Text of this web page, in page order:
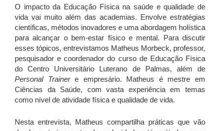
O impacto da Educação Física na saúde e qualidade de
vida vai muito além das academias. Envolve estratégias
científicas, métodos inovadores e uma abordagem holística
para alcançar o bem-estar físico e mental. Para discutir
esses tópicos, entrevistamos Matheus Morbeck, professor,
pesquisador e coordenador do curso de Educação Física
do Centro Universitário Luterano de Palmas, além de
Personal Trainere empresário. Matheus é mestre em
Ciências da Saúde, com vasta experiência em temas
como nível de atividade física e qualidade de vida.
Nesta entrevista, Matheus compartilha práticas que vão